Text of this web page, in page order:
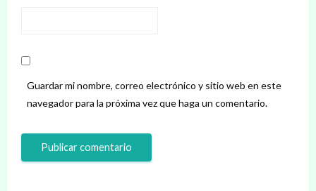
Guardar mi nombre, correo electrónico y sitio web en este
navegador para la próxima vez que haga un comentario.